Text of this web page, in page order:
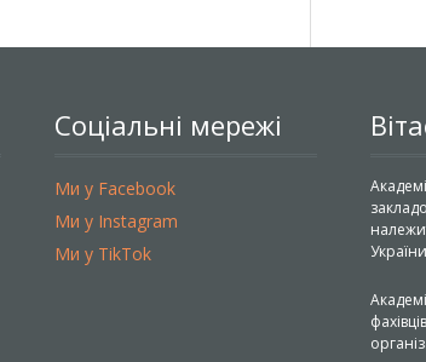
Соціальні мережі
Ми у Facebook
Ми у Instagram
Ми у TikTok